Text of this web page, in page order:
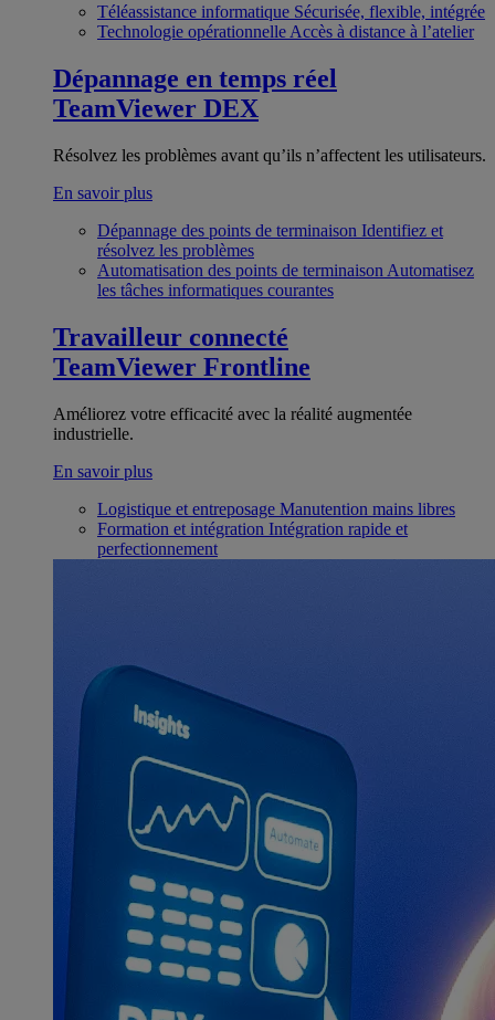
Téléassistance informatique Sécurisée, flexible, intégrée
Technologie opérationnelle Accès à distance à l’atelier
Dépannage en temps réel
TeamViewer DEX
Résolvez les problèmes avant qu’ils n’affectent les utilisateurs.
En savoir plus
Dépannage des points de terminaison Identifiez et
résolvez les problèmes
Automatisation des points de terminaison Automatisez
les tâches informatiques courantes
Travailleur connecté
TeamViewer Frontline
Améliorez votre efficacité avec la réalité augmentée
industrielle.
En savoir plus
Logistique et entreposage Manutention mains libres
Formation et intégration Intégration rapide et
perfectionnement